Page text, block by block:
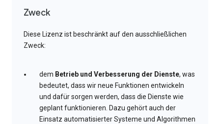
Zweck
Diese Lizenz ist beschränkt auf den ausschließlichen
Zweck:
dem Betrieb und Verbesserung der Dienste, was
bedeutet, dass wir neue Funktionen entwickeln
und dafür sorgen werden, dass die Dienste wie
geplant funktionieren. Dazu gehört auch der
Einsatz automatisierter Systeme und Algorithmen